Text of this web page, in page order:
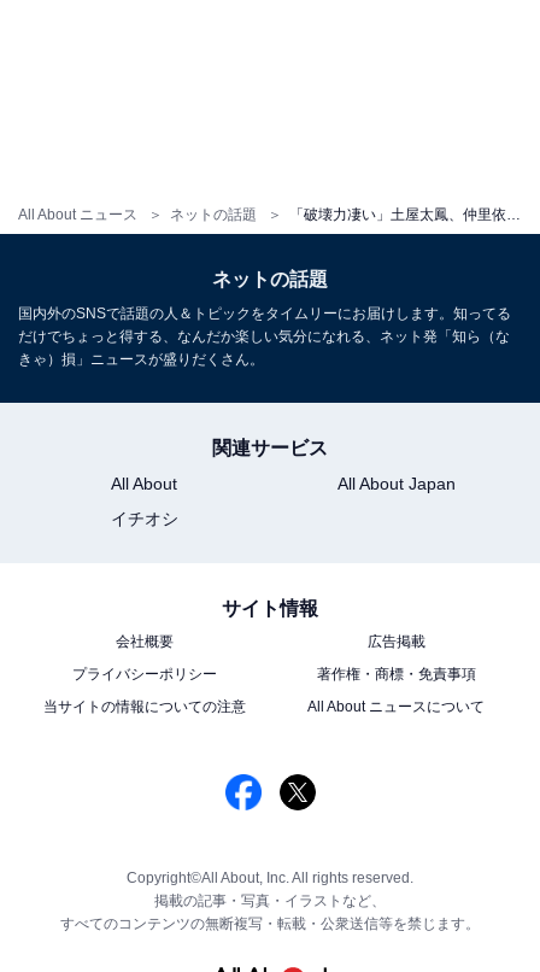
All About ニュース ネットの話題
ネットの話題
国内外のSNSで話題の人＆トピックをタイムリーにお届けします。知ってる
だけでちょっと得する、なんだか楽しい気分になれる、ネット発「知ら（な
きゃ）損」ニュースが盛りだくさん。
関連サービス
All About
All About Japan
イチオシ
サイト情報
会社概要
広告掲載
プライバシーポリシー
著作権・商標・免責事項
当サイトの情報についての注意
All About ニュースについて
Copyright©All About, Inc. All rights reserved.
掲載の記事・写真・イラストなど、
すべてのコンテンツの無断複写・転載・公衆送信等を禁じます。